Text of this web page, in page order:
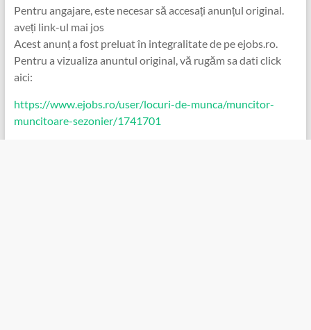
Pentru angajare, este necesar să accesați anunțul original.
aveți link-ul mai jos
Acest anunț a fost preluat în integralitate de pe ejobs.ro.
Pentru a vizualiza anuntul original, vă rugăm sa dati click
aici:
https://www.ejobs.ro/user/locuri-de-munca/muncitor-
muncitoare-sezonier/1741701